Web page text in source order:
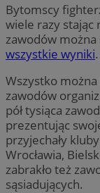
Bytomscy
wiele razy stając
zawodów można
wszystkie wyniki.
Wszystko
zawodów
pół tysiąca
prezentując
przyjechały
Wrocławia,
zabrakło też
sąsiadujących.